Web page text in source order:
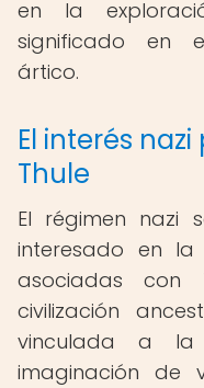
en la
significado en
ártico.
El interés
Thule
El régimen nazi
interesado en
asociadas con
civilización
vinculada a
imaginación de